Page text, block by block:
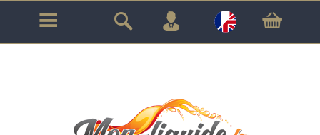
GARANTIE À VIE SUR TOUT LE MATÉRIEL
!!!